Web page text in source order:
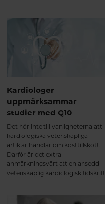
människor.
Kardiologer
uppmärksammar
studier med Q10
Det hör inte till vanligheterna att
kardiologiska vetenskapliga
artiklar handlar om kosttillskott.
Därför är det extra
anmärkningsvärt att en ansedd
vetenskaplig kardiologisk tidskrift
coenzym Q10. I flera av de